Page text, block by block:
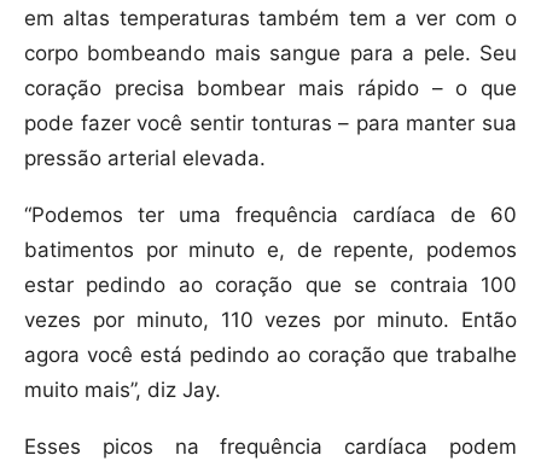
em altas temperaturas também tem a ver com o
corpo bombeando mais sangue para a pele. Seu
coração precisa bombear mais rápido – o que
pode fazer você sentir tonturas – para manter sua
pressão arterial elevada.
“Podemos ter uma frequência cardíaca de 60
batimentos por minuto e, de repente, podemos
estar pedindo ao coração que se contraia 100
vezes por minuto, 110 vezes por minuto. Então
agora você está pedindo ao coração que trabalhe
muito mais”, diz Jay.
Esses picos na frequência cardíaca podem